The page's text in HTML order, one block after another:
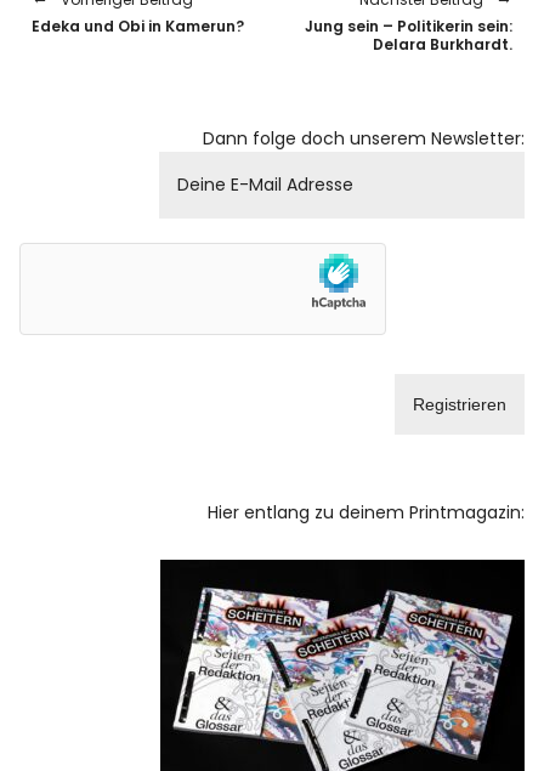
Edeka und Obi in Kamerun?
Jung sein – Politikerin sein:
Delara Burkhardt.
Dann folge doch unserem Newsletter:
Hier entlang zu deinem Printmagazin: